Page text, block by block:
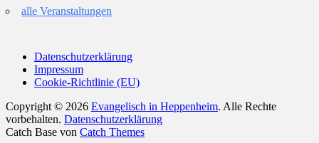
alle Veranstaltungen
Datenschutzerklärung
Impressum
Cookie-Richtlinie (EU)
Copyright © 2026 Evangelisch in Heppenheim. Alle Rechte
vorbehalten. Datenschutzerklärung
Catch Base von Catch Themes